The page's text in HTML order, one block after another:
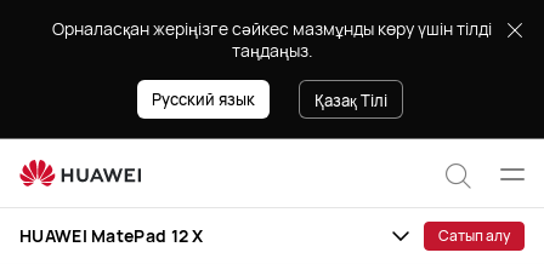
MatePad
Орналасқан жеріңізге сәйкес мазмұнды көру үшін тілді
таңдаңыз.
Қазақ Тілі
Русский язык
Сайташу
HUAWEI MatePad 12 X Сатып алу